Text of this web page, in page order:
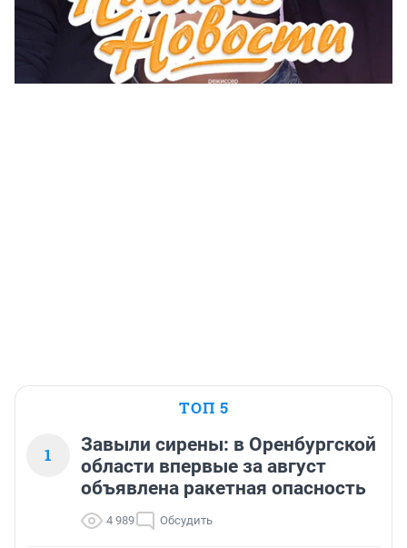
ТОП 5
1
Завыли сирены: в Оренбургской
области впервые за август
объявлена ракетная опасность
4 989 Обсудить